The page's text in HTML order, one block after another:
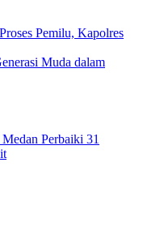
Pemilu, Kapolres
Muda dalam